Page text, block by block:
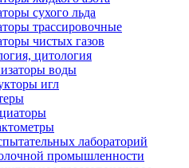
сухого льда
трассировочные
чистых газов
цитология
воды
игл
лабораторий
промышленности